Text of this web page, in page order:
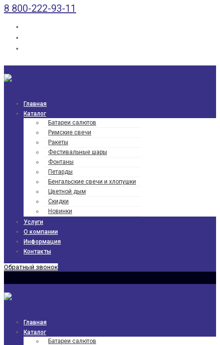
8 800-222-93-11
Главная
Каталог
Батареи салютов
Римские свечи
Ракеты
Фести­валь­ные шары
Фонтаны
Петарды
Бенгаль­ские свечи и хлопушки
Цветной дым
Скидки
Новинки
Услуги
О компании
Информация
Контакты
Обратный звонок
Главная
Каталог
Батареи салютов